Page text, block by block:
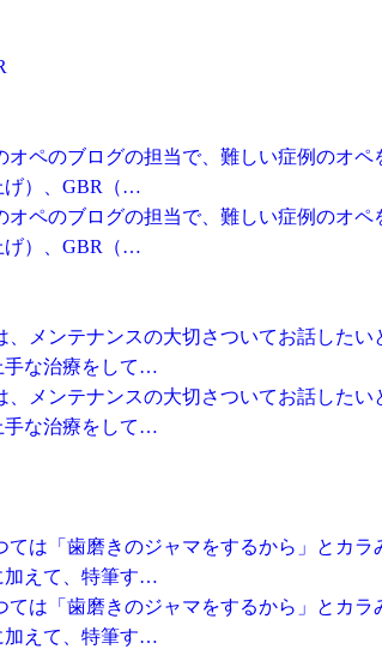
ペのブログの担当で、難しい症例のオ
げ）、GBR（…
ペのブログの担当で、難しい症例のオ
げ）、GBR（…
、メンテナンスの大切さついてお話した
手な治療をして…
、メンテナンスの大切さついてお話した
手な治療をして…
は「歯磨きのジャマをするから」とカ
加えて、特筆す…
は「歯磨きのジャマをするから」とカ
加えて、特筆す…